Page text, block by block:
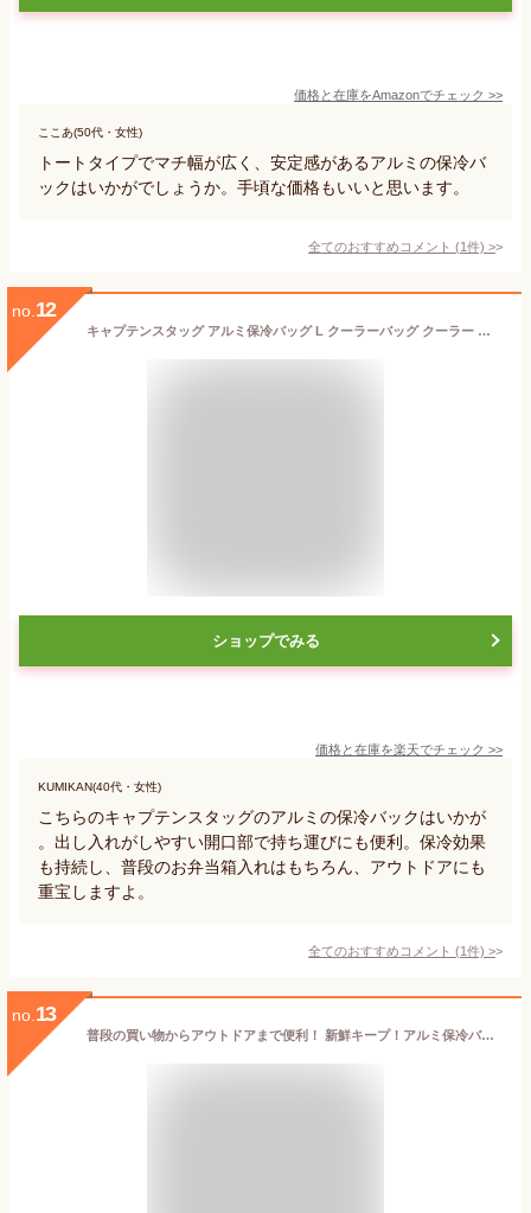
価格と在庫をAmazonでチェック >>
ここあ(50代・女性)
トートタイプでマチ幅が広く、安定感があるアルミの保冷バ
ックはいかがでしょうか。手頃な価格もいいと思います。
全てのおすすめコメント (1件) >
no. 12
キャプテンスタッグ アルミ保冷バッグ L クーラーバッグ クーラー ジャグ アウトドア キャンプ 釣り具
ショップでみる
価格と在庫を楽天でチェック >>
KUMIKAN(40代・女性)
こちらのキャプテンスタッグのアルミの保冷バックはいかが
。出し入れがしやすい開口部で持ち運びにも便利。保冷効果
も持続し、普段のお弁当箱入れはもちろん、アウトドアにも
重宝しますよ。
全てのおすすめコメント (1件) >
no. 13
普段の買い物からアウトドアまで便利！ 新鮮キープ！アルミ保冷バッグ L CAPTAIN STAG 保冷 バック パール金属 【MP-1100】